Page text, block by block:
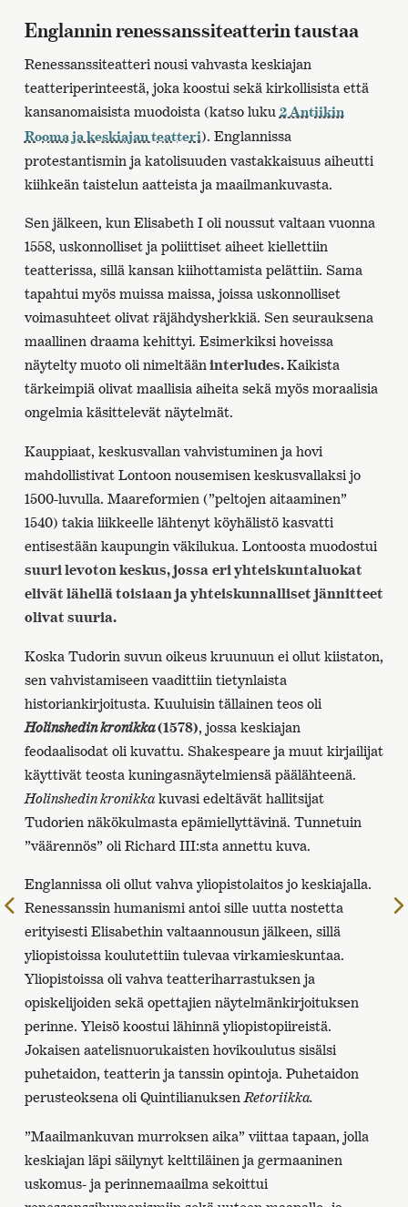
Englannin renessanssiteatterin taustaa
Renessanssiteatteri nousi vahvasta keskiajan
teatteriperinteestä, joka koostui sekä kirkollisista että
kansanomaisista muodoista (katso luku 2 Antiikin
Rooma ja keskiajan teatteri). Englannissa
protestantismin ja katolisuuden vastakkaisuus aiheutti
kiihkeän taistelun aatteista ja maailmankuvasta.
Sen jälkeen, kun Elisabeth I oli noussut valtaan vuonna
1558, uskonnolliset ja poliittiset aiheet kiellettiin
teatterissa, sillä kansan kiihottamista pelättiin. Sama
tapahtui myös muissa maissa, joissa uskonnolliset
voimasuhteet olivat räjähdysherkkiä. Sen seurauksena
maallinen draama kehittyi. Esimerkiksi hoveissa
näytelty muoto oli nimeltään interludes.Kaikista
tärkeimpiä olivat maallisia aiheita sekä myös moraalisia
ongelmia käsittelevät näytelmät.
Kauppiaat, keskusvallan vahvistuminen ja hovi
mahdollistivat Lontoon nousemisen keskusvallaksi jo
1500-luvulla. Maareformien (”peltojen aitaaminen”
1540) takia liikkeelle lähtenyt köyhälistö kasvatti
entisestään kaupungin väkilukua. Lontoosta muodostui
suuri levoton keskus, jossa eri yhteiskuntaluokat
elivät lähellä toisiaan ja yhteiskunnalliset jännitteet
olivat suuria.
Koska Tudorin suvun oikeus kruunuun ei ollut kiistaton,
sen vahvistamiseen vaadittiin tietynlaista
historiankirjoitusta. Kuuluisin tällainen teos oli
Holinshedin kronikka(1578), jossa keskiajan
feodaalisodat oli kuvattu. Shakespeare ja muut kirjailijat
käyttivät teosta kuningasnäytelmiensä päälähteenä.
Holinshedin kronikkakuvasi edeltävät hallitsijat
Tudorien näkökulmasta epämiellyttävinä. Tunnetuin
”väärennös” oli Richard III:sta annettu kuva.
Englannissa oli ollut vahva yliopistolaitos jo keskiajalla.
Renessanssin humanismi antoi sille uutta nostetta
erityisesti Elisabethin valtaannousun jälkeen, sillä
yliopistoissa koulutettiin tulevaa virkamieskuntaa.
Yliopistoissa oli vahva teatteriharrastuksen ja
opiskelijoiden sekä opettajien näytelmänkirjoituksen
perinne. Yleisö koostui lähinnä yliopistopiireistä.
Jokaisen aatelisnuorukaisten hovikoulutus sisälsi
puhetaidon, teatterin ja tanssin opintoja. Puhetaidon
perusteoksena oli Quintilianuksen Retoriikka.
”Maailmankuvan murroksen aika” viittaa tapaan, jolla
keskiajan läpi säilynyt kelttiläinen ja germaaninen
uskomus- ja perinnemaailma sekoittui
Edelliselle
sivulle